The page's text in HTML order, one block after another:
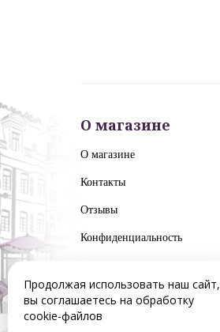
О магазине
О магазине
Контакты
Отзывы
Конфиденциальность
Продолжая использовать наш сайт,
вы соглашаетесь на обработку
cookie-файлов